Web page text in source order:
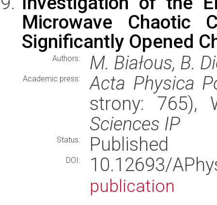
Microwave Chaotic
Significantly Opened
Authors: M. Białous, B.
Academic press:
Acta Physica
strony: 765),
Sciences IP
Status: Published
DOI: 10.12693/
publication